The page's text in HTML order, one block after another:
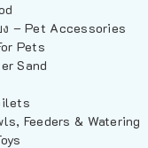
– Pet Accessories
Pets
Sand
Feeders & Watering